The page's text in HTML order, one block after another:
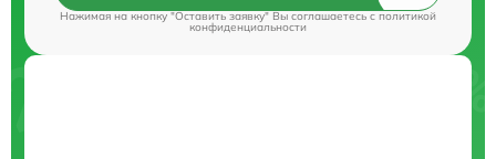
Нажимая на кнопку "Оставить заявку" Вы соглашаетесь c политикой
конфиденциальности